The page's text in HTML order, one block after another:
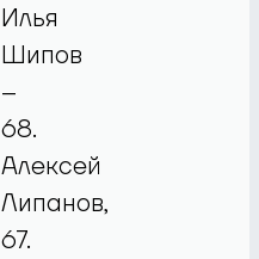
Илья
Шипов
–
68.
Алексей
Липанов,
67.